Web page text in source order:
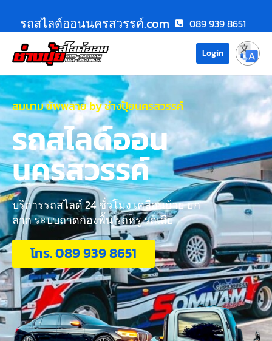
รถสไลด์ออนนครสวรรค์.com 089 939 8651
Login
สมนาม ซัพพลาย by ช่างปุ้ยนครสวรรค์
รถสไลด์ออน
นครสวรรค์
บริการรถสไลด์ 24 ชั่วโมง เคลื่อนย้าย ยก
ลาก ระบบถาดกองพื้น รถหรู รถเสีย
โทร. 089 939 8651